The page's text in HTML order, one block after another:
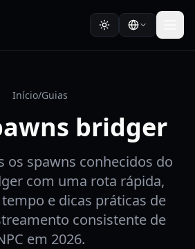
Início/Guias
bridger
os spawns conhecidos do
com uma rota rápida,
e dicas práticas de
consistente de
em 2026.